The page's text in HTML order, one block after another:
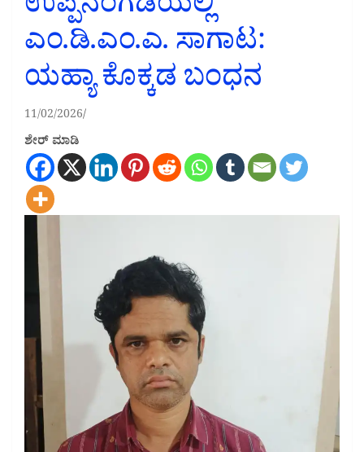
ಎಂ.ಡಿ.ಎಂ.ಎ. ಸಾಗಾಟ:
ಯಹ್ಯಾ ಕೊಕ್ಕಡ ಬಂಧನ
11/02/2026
ಶೇರ್ ಮಾಡಿ